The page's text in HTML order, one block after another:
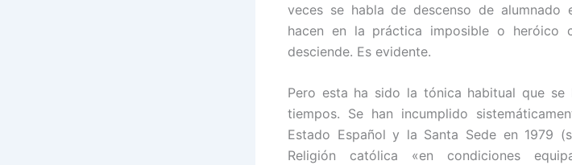
veces se habla de descenso de alumnado
hacen en la práctica imposible o heróico
desciende. Es evidente.
Pero esta ha sido la tónica habitual que
tiempos. Se han incumplido
Estado Español y la Santa Sede en 1979
Religión católica «en condiciones